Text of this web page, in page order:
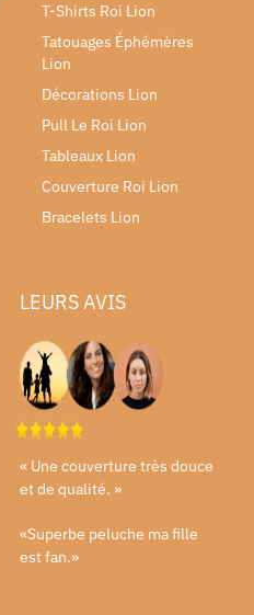
T-Shirts Roi Lion
Tatouages Éphémères
Lion
Décorations Lion
Pull Le Roi Lion
Tableaux Lion
Couverture Roi Lion
Bracelets Lion
LEURS AVIS
« Une couverture très douce
et de qualité. »
«Superbe peluche ma fille
est fan.»